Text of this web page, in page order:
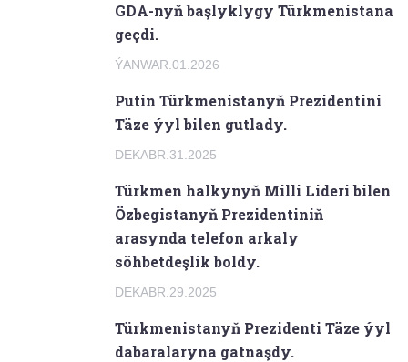
GDA-nyň başlyklygy Türkmenistana
geçdi.
ÝANWAR.01.2026
Putin Türkmenistanyň Prezidentini
Täze ýyl bilen gutlady.
DEKABR.31.2025
Türkmen halkynyň Milli Lideri bilen
Özbegistanyň Prezidentiniň
arasynda telefon arkaly
söhbetdeşlik boldy.
DEKABR.29.2025
Türkmenistanyň Prezidenti Täze ýyl
dabaralaryna gatnaşdy.